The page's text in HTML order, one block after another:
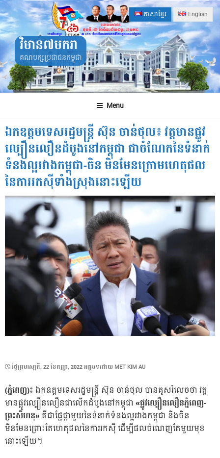
Skip
to
content
ភាសាខ្មែរ English
វិមាន៧មករា
គណបក្សប្រជាជនកម្ពុជា
Menu
ឯកឧត្តមទេសរដ្ឋមន្ត្រី ស៊ុន ចាន់ថុល៖ វត្តមានផ្លូវ
ល្បឿនលឿនដំបូងនៅកម្ពុជា ជាចំណែកនៃទំនាក់
ទំនងល្អរវាងកម្ពុជា-ចិន មិនមែនក្រោមហេតុផល
នៃការរកស៊ីទាំងស្រុងនោះឡើយ
POSTED
ថ្ងៃ​ព្រហស្បតិ៍, 22 ខែ​កញ្ញា, 2022អត្ថបទដោយ MET KIM AU
(ភ្នំពេញ)៖ឯកឧត្តមទេសរដ្ឋមន្ត្រី ស៊ុន ចាន់ថុល បានគូសរំលេចថា វត្ត
មានផ្លូវល្បឿនលឿនជាលើកដំបូងនៅកម្ពុជា «ផ្លូវល្បឿនលឿនភ្នំពេញ-
ព្រះសីហនុ» គឺជាផ្លែផ្កាមួយនៃទំនាក់ទំនងល្អរវាងកម្ពុជា និងចិន
មិនមែនព្រោះតែហេតុផលនៃការរកស៊ី ដើម្បីផលចំណេញតែមួយមុខ
នោះឡើយ។